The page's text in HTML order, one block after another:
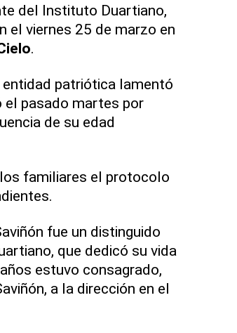
del Instituto Duartiano,
el viernes 25 de marzo en
.
entidad patriótica lamentó
el pasado martes por
de su edad
familiares el protocolo
fue un distinguido
que dedicó su vida
estuvo consagrado,
a la dirección en el